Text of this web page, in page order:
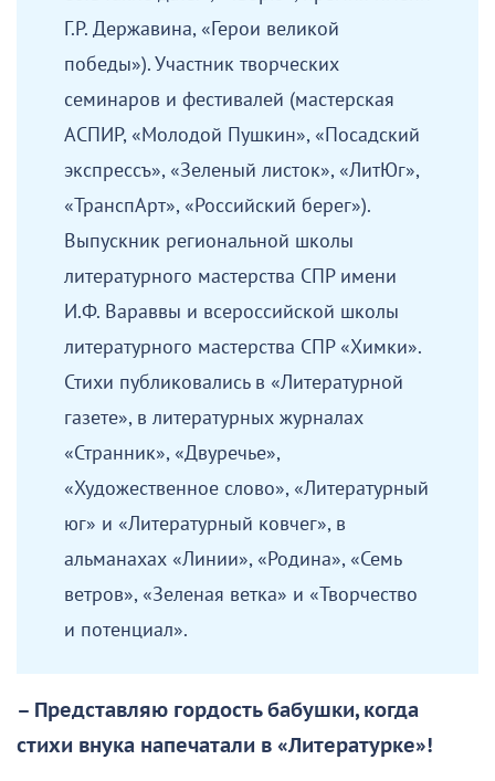
Г.Р. Державина, «Герои великой
победы»). Участник творческих
семинаров и фестивалей (мастерская
АСПИР, «Молодой Пушкин», «Посадский
экспрессъ», «Зеленый листок», «ЛитЮг»,
«ТранспАрт», «Российский берег»).
Выпускник региональной школы
литературного мастерства СПР имени
И.Ф. Вараввы и всероссийской школы
литературного мастерства СПР «Химки».
Стихи публиковались в «Литературной
газете», в литературных журналах
«Странник», «Двуречье»,
«Художественное слово», «Литературный
юг» и «Литературный ковчег», в
альманахах «Линии», «Родина», «Семь
ветров», «Зеленая ветка» и «Творчество
и потенциал».
– Представляю гордость бабушки, когда
стихи внука напечатали в «Литературке»!